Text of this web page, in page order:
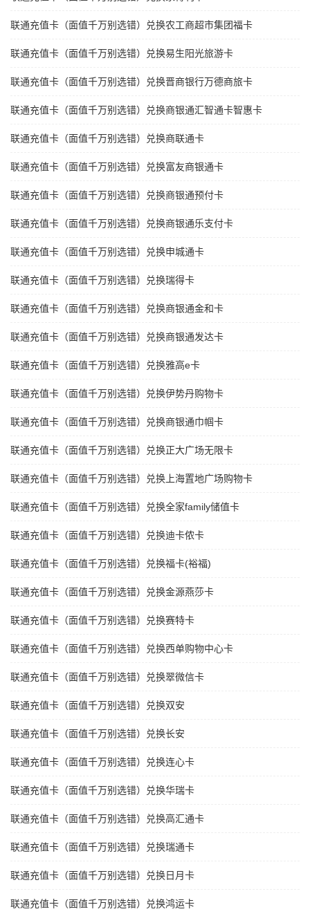
联通充值卡（面值千万别选错）兑换农工商超市集团福卡
联通充值卡（面值千万别选错）兑换易生阳光旅游卡
联通充值卡（面值千万别选错）兑换晋商银行万德商旅卡
联通充值卡（面值千万别选错）兑换商银通汇智通卡智惠卡
联通充值卡（面值千万别选错）兑换商联通卡
联通充值卡（面值千万别选错）兑换富友商银通卡
联通充值卡（面值千万别选错）兑换商银通预付卡
联通充值卡（面值千万别选错）兑换商银通乐支付卡
联通充值卡（面值千万别选错）兑换申城通卡
联通充值卡（面值千万别选错）兑换瑞得卡
联通充值卡（面值千万别选错）兑换商银通金和卡
联通充值卡（面值千万别选错）兑换商银通发达卡
联通充值卡（面值千万别选错）兑换雅高e卡
联通充值卡（面值千万别选错）兑换伊势丹购物卡
联通充值卡（面值千万别选错）兑换商银通巾帼卡
联通充值卡（面值千万别选错）兑换正大广场无限卡
联通充值卡（面值千万别选错）兑换上海置地广场购物卡
联通充值卡（面值千万别选错）兑换全家family储值卡
联通充值卡（面值千万别选错）兑换迪卡侬卡
联通充值卡（面值千万别选错）兑换福卡(裕福)
联通充值卡（面值千万别选错）兑换金源燕莎卡
联通充值卡（面值千万别选错）兑换赛特卡
联通充值卡（面值千万别选错）兑换西单购物中心卡
联通充值卡（面值千万别选错）兑换翠微信卡
联通充值卡（面值千万别选错）兑换双安
联通充值卡（面值千万别选错）兑换长安
联通充值卡（面值千万别选错）兑换连心卡
联通充值卡（面值千万别选错）兑换华瑞卡
联通充值卡（面值千万别选错）兑换高汇通卡
联通充值卡（面值千万别选错）兑换瑞通卡
联通充值卡（面值千万别选错）兑换日月卡
联通充值卡（面值千万别选错）兑换鸿运卡